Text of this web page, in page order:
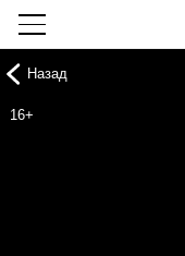
Назад
16+